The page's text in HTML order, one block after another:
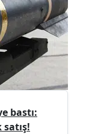
bastı: